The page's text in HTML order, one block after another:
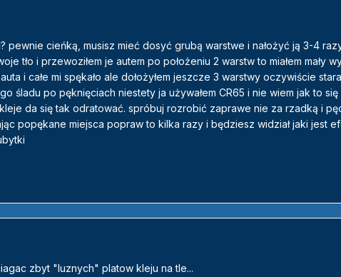
pewnie cieńką, musisz mieć dosyć grubą warstwe i nałożyć ją 3-4
tło i przewoziłem je autem po położeniu 2 warstw to miałem mały
i całe mi spękało ale dołożyłem jeszcze 3 warstwy oczywiście
śladu po pęknięciach niestety ja używałem CR65 i nie wiem jak to się
da się tak odratować. spróbuj rozrobić zaprawe nie za rzadką i
popękane miejsca popraw to kilka razy i będziesz widział jaki jest
zbyt "luznych" platow kleju na tle...